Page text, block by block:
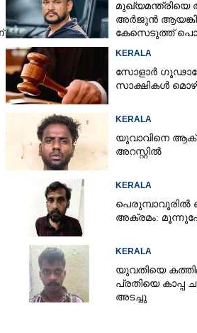
മുഖ്യമന്ത്രിയെ
അർജുൻ
കേസെടുത്ത്
KERALA
സോളാർ
സാക്ഷികൾ
KERALA
യുവാവിനെ
അറസ്റ്റിൽ
KERALA
പെരുമ്പാവൂരിൽ
അക്രമം:
KERALA
യുവതിയെ
പ്രതിയെ കാപ്പ
അടച്ചു
അതിക്രമം,